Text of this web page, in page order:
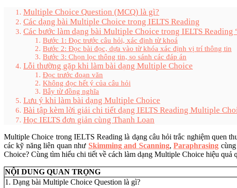
Multiple Choice Question (MCQ) là gì?
Các dạng bài Multiple Choice trong IELTS Reading
Các bước làm dạng bài Multiple Choice trong IELTS Reading
Bước 1: Đọc trước câu hỏi, xác định từ khoá
Bước 2: Đọc bài đọc, dựa vào từ khóa xác định vị trí thông tin
Bước 3: Chọn lọc thông tin, so sánh các đáp án
Lỗi thường gặp khi làm bài dạng Multiple Choice
Đọc trước đoạn văn
Không đọc hết ý của câu hỏi
Bẫy từ đồng nghĩa
Lưu ý khi làm bài dạng Multiple Choice
Bài tập kèm lời giải chi tiết dạng IELTS Reading Multiple
Học IELTS đơn giản cùng Thanh Loan
Multiple Choice trong IELTS Reading là dạng câu hỏi trắc nghiệm quen
các kỹ năng liên quan như Skimming and Scanning,Paraphrasing
Choice? Cùng tìm hiểu chi tiết về cách làm dạng Multiple Choice hiệu quả
NỘI DUNG QUAN TRỌNG
1. Dạng bài Multiple Choice Question là gì?